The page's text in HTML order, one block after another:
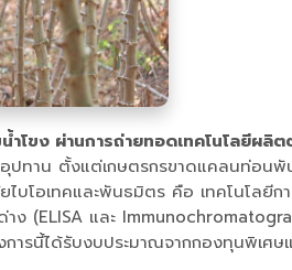
โขง ผ่านการถ่ายทอดเทคโนโลยีผ
ปทาน ตั้งแต่เกษตรกรขาดแคลนท่อน
อเทคและพันธมิตร คือ เทคโนโลยีกา
ง (ELISA และ
รนี้ได้รับงบประมาณจากกองทุนพิเศษ